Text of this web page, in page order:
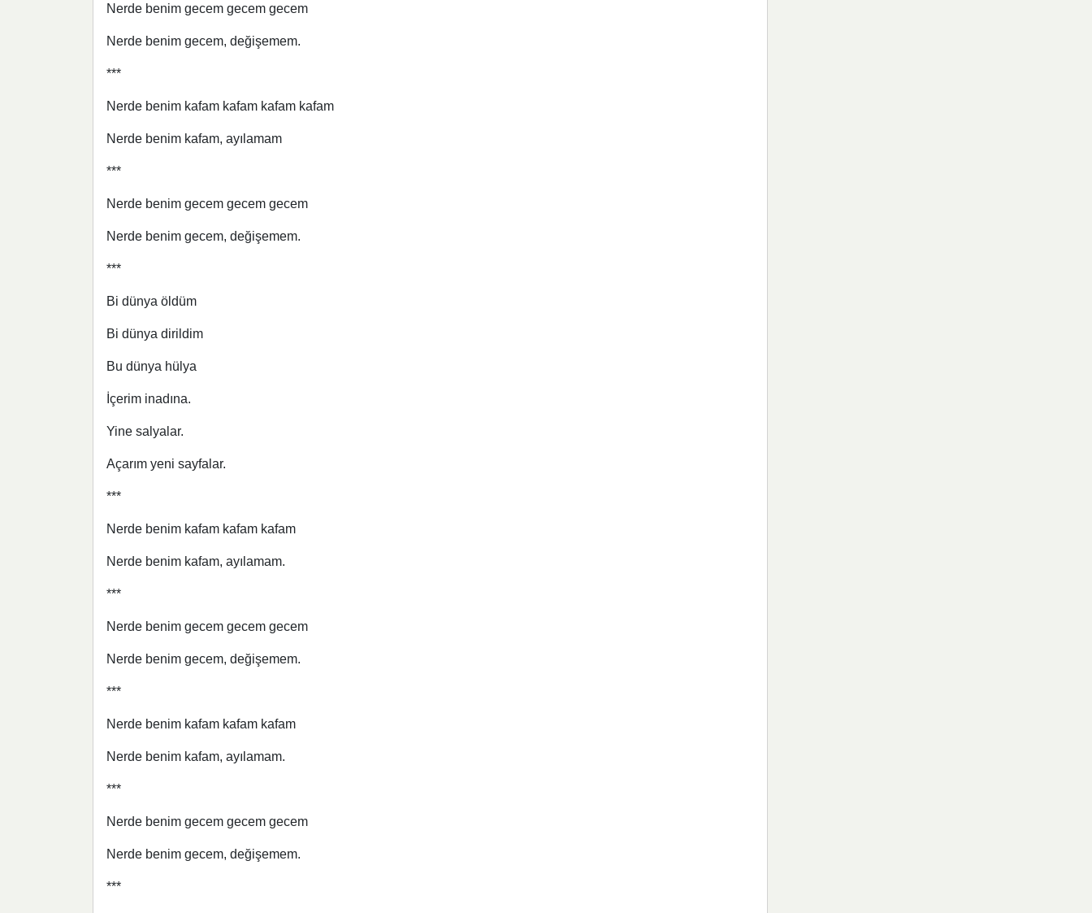
Nerde benim gecem gecem gecem
Nerde benim gecem, değişemem.
***
Nerde benim kafam kafam kafam kafam
Nerde benim kafam, ayılamam
***
Nerde benim gecem gecem gecem
Nerde benim gecem, değişemem.
***
Bi dünya öldüm
Bi dünya dirildim
Bu dünya hülya
İçerim inadına.
Yine salyalar.
Açarım yeni sayfalar.
***
Nerde benim kafam kafam kafam
Nerde benim kafam, ayılamam.
***
Nerde benim gecem gecem gecem
Nerde benim gecem, değişemem.
***
Nerde benim kafam kafam kafam
Nerde benim kafam, ayılamam.
***
Nerde benim gecem gecem gecem
Nerde benim gecem, değişemem.
***